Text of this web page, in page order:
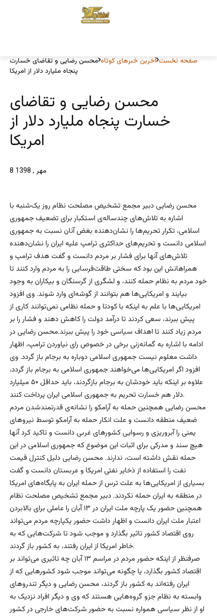
صفحه نخست آخرین خبرهای کوتاه محسن رضایی و تقاضای خسارت
پنجاه ملیارد دلار از امریکا
محسن رضایی و تقاضای
خسارت پنجاه ملیارد دلار از
امریکا
8 مهر , 1398
محسن رضایی دبیر مجمع تشخیص مصلحت نظام روز یک‌شنبه با
اشاره به تلاش‌های چندساله‌ی استکبار برای تضعیف جمهوری
اسلامی، تکرار تحریم‌ها را نشان‌دهنده بغض آنان نسبت به جمهوری
اسلامی دانست و تحریم‌های حداکثری ترامپ علیه ایران را نشان‌دهنده
تلاش‌های آنها برای فشار بر مردم دانست و گفت هدف ترامپ و
همراهانش این بود که سختی طاقت‌فرسایی را به مردم وارد کنند تا
خود مردم به نظام حمله کنند، و لشگری از گرسنگان و بیکاران به وجود
بیایند و امریکایی‌ها هم بتوانند از گوشه‌ای وارد شوند. وی افزود
امریکایی‌ها با علم به اینکه با کودتا و حمله نظامی نمی‌توانند کاری از
پیش ببرند، سعی کردند تا درآمد دولت را کاهش دهند و فشار را بر
مردم زیاد کنند تا اهداف سیاسی خود را پیش ببرند.محسن رضایی در
ادامه با اشاره به گمانه‌زنی برخی در خصوص رای نیاوردن ترامپ، اظهار
داشت معلوم نیست جمهوری اسلامی دوباره به برجام باز گردد. وی
افزود اگر امریکایی‌ها می‌خواهند جمهوری اسلامی به برجام باز گردد،
علاوه بر اینکه باید خودشان به برجام بازگردند، باید حداقل ۵۰ میلیارد
دلار هم خسارت تحریم به جمهوری اسلامی ایران پرداخت کنند.
محسن رضایی همچنین حمله به آرامکو را نشانه‌ی قدرتمندشدن مردم
ضعیف منطقه دانست و علت انکار حمله به آرامکو توسط نیروهای
یمنی را آبروریزی و رسوایی کشورهای غربی دانست و تاکید کرد آنها
هیچ سند و مدرکی برای اثبات این موضوع که جمهوری اسلامی در این
حمله نقش داشته است، ندارند. محسن رضایی دلیل کنترل قیمت
نفت را استفاده از ذخایر نفتی امریکا و عربستان دانست و گفت
بسیاری از امریکایی‌ها به علت ترس از حمله ایران به پایگاه‌های امریکا
در منطقه به ایران حمله نکردند. دبیر مجمع تشخیص مصلحت نظام
همچنین حضور یک پارچه ملت ایران در ۱۳ آبان را عاملی برای بالابردن
اعتبار ملت ایران دانست و اظهار داشت حضور یکپارچه مردم می‌تواند
روی اقتصاد کشور تاثیر بگذارد و موجب شود تا شرکت‌هایی که به
خاطر امریکا از ایران رفتند، به کشور باز گردند.
صرفنظر از اینکه حضور مردم در مراسم ۱۳ آبان چه تاثیری می‌تواند بر
اقتصاد کشور بگذارد، یا چگونه می‌تواند موجب شود کشورهایی که از
ایران رفته‌اند به کشور باز گردند، محسن رضایی و دیگر تندروهای
وابسته به نظام جزو گروه‌هایی هستند که وی و دیگر افراد نزدیک به
او از نظر سیاسی همواره نسبت به حضور شرکت‌های خارجی در کشور